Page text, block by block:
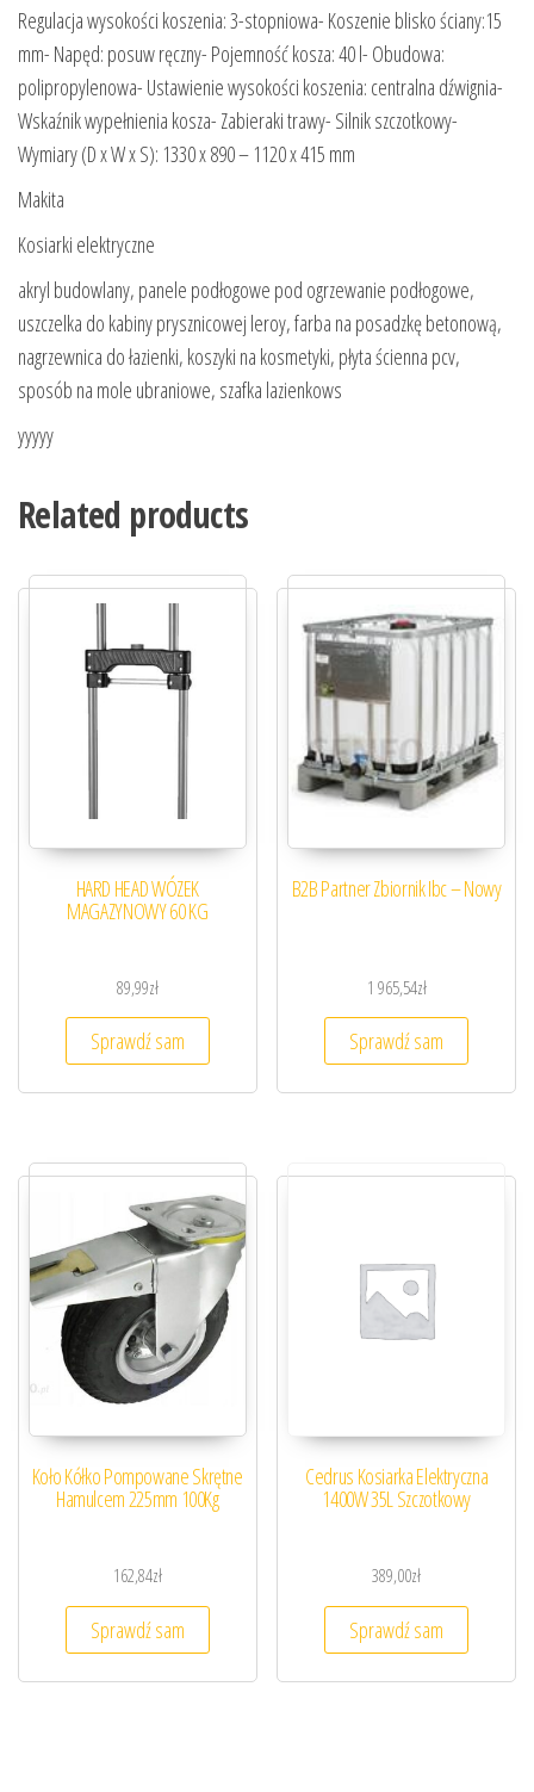
Regulacja wysokości koszenia: 3-stopniowa- Koszenie blisko ściany:15
mm- Napęd: posuw ręczny- Pojemność kosza: 40 l- Obudowa:
polipropylenowa- Ustawienie wysokości koszenia: centralna dźwignia-
Wskaźnik wypełnienia kosza- Zabieraki trawy- Silnik szczotkowy-
Wymiary (D x W x S): 1330 x 890 – 1120 x 415 mm
Makita
Kosiarki elektryczne
akryl budowlany, panele podłogowe pod ogrzewanie podłogowe,
uszczelka do kabiny prysznicowej leroy, farba na posadzkę betonową,
nagrzewnica do łazienki, koszyki na kosmetyki, płyta ścienna pcv,
sposób na mole ubraniowe, szafka lazienkows
yyyyy
Related products
HARD HEAD WÓZEK
MAGAZYNOWY 60 KG
89,99zł
Sprawdź sam
B2B Partner Zbiornik Ibc – Nowy
1 965,54zł
Sprawdź sam
Koło Kółko Pompowane Skrętne
Hamulcem 225mm 100Kg
162,84zł
Sprawdź sam
Cedrus Kosiarka Elektryczna
1400W 35L Szczotkowy
389,00zł
Sprawdź sam